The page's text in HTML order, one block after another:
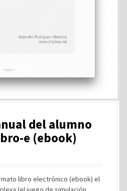
del alumno
e (ebook)
libro electrónico (ebook) el